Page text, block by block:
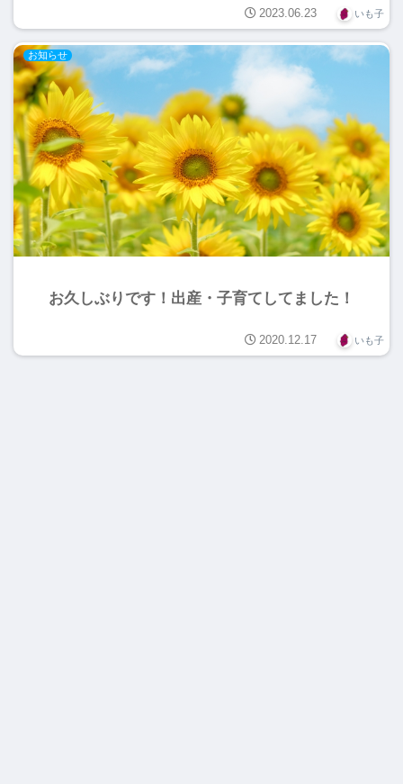
2023.06.23 いも子
お知らせ
お久しぶりです！出産・子育てしてました！
2020.12.17 いも子